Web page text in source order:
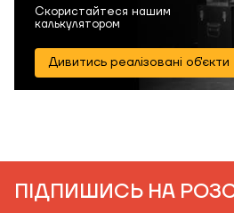
Скористайтеся нашим
калькулятором
Дивитись реалізовані об'єкти
ПІДПИШИСЬ НА